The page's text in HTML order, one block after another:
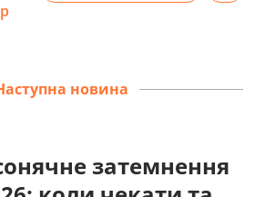
новина
затемнення